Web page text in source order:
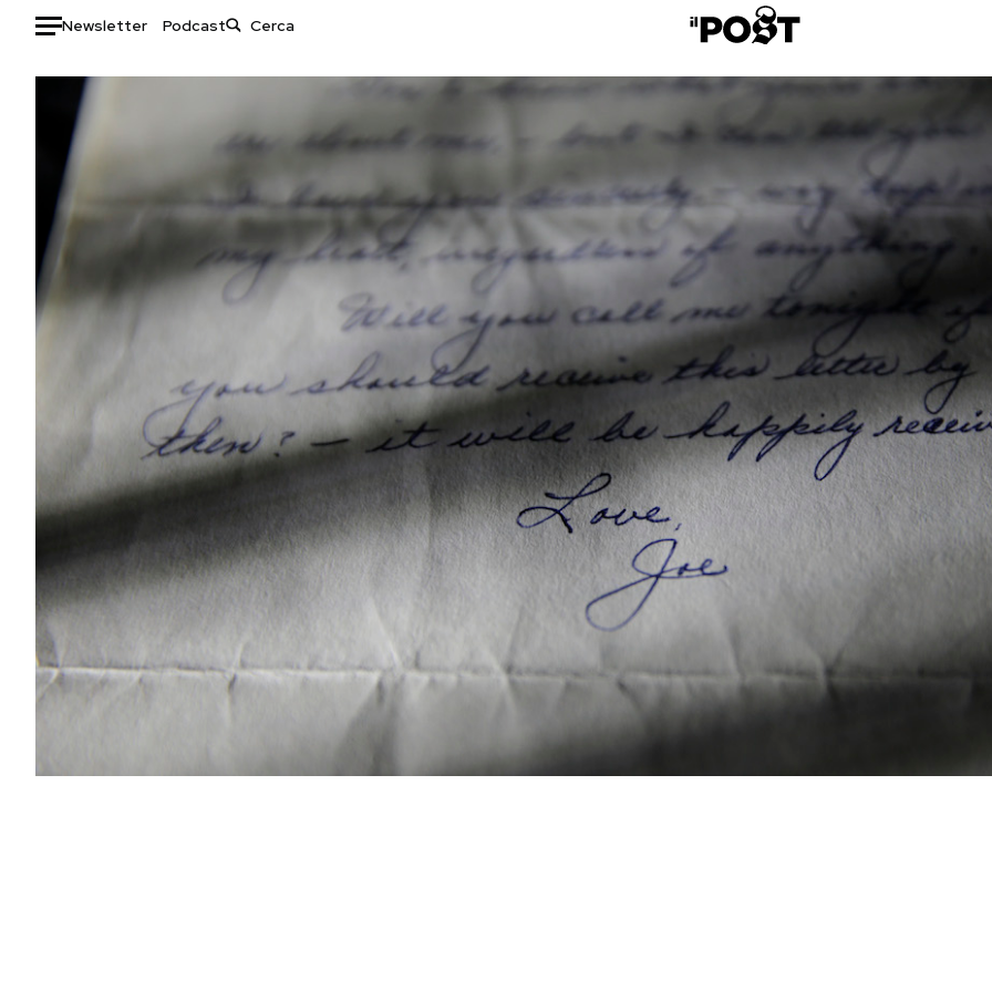
Newsletter Podcast
Auto
Politica
Tecnologia
Internet
Economia
Moda
Libri
Consumismi
Storie/Idee
Ok Boomer!
Europa
Mondiali calcio 2026
PODCAST
NEWSLETTER
I MIEI PREFERITI